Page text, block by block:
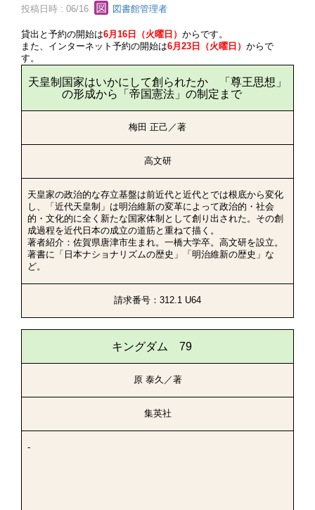
投稿日時 : 06/16 図書館管理者
貸出と予約の開始は6月16日（火曜日） からです。
また、インターネット予約の開始は6月23日（火曜日） からで
す。
天皇制国家はいかにして創られたか 「尊王思想」
の形成から「帝国憲法」の制定まで
梅田 正己／著
高文研
天皇家の政治的な存立基盤は前近代と近代とでは根底から変化
し、「近代天皇制」は明治維新の変革によって政治的・社会
的・文化的に全く新たな国家体制として創り出された。その創
成過程を近代日本の成立の道筋と重ねて描く。
著者紹介：佐賀県唐津市生まれ。一橋大学卒。高文研を設立。
著書に「日本ナショナリズムの歴史」「明治維新の歴史」な
ど。
請求番号：312.1 U64
キングダム 79
原 泰久／著
集英社
-